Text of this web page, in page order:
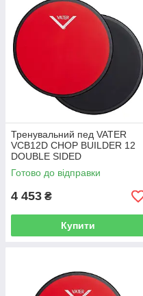
Тренувальний пед VATER
VCB12D CHOP BUILDER 12
DOUBLE SIDED
Готово до відправки
4 453 ₴
Купити